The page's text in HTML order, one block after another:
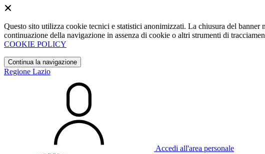
Questo sito utilizza cookie tecnici e statistici anonimizzati. La chiusura del
continuazione della navigazione in assenza di cookie o altri strumenti di
COOKIE POLICY
Continua la navigazione
Regione Lazio
Accedi all'area personale